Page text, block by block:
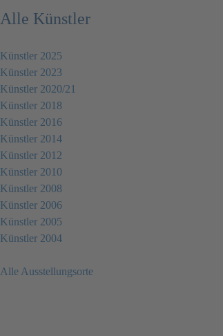
Alle Künstler
Künstler 2025
Künstler 2023
Künstler 2020/21
Künstler 2018
Künstler 2016
Künstler 2014
Künstler 2012
Künstler 2010
Künstler 2008
Künstler 2006
Künstler 2005
Künstler 2004
Alle Ausstellungsorte